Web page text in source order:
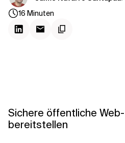
16 Minuten
Sichere öffentliche
bereitstellen